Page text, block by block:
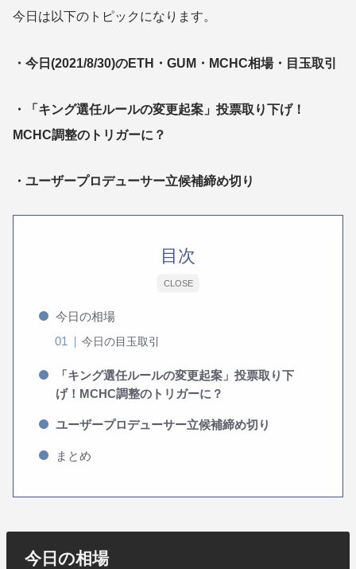
今日は以下のトピックになります。
・今日(2021/8/30)のETH・GUM・MCHC相場・目玉取引
・「キング選任ルールの変更起案」投票取り下げ！
MCHC調整のトリガーに？
・ユーザープロデューサー立候補締め切り
CLOSE
目次
今日の相場
今日の目玉取引
「キング選任ルールの変更起案」投票取り下
げ！MCHC調整のトリガーに？
ユーザープロデューサー立候補締め切り
まとめ
今日の相場